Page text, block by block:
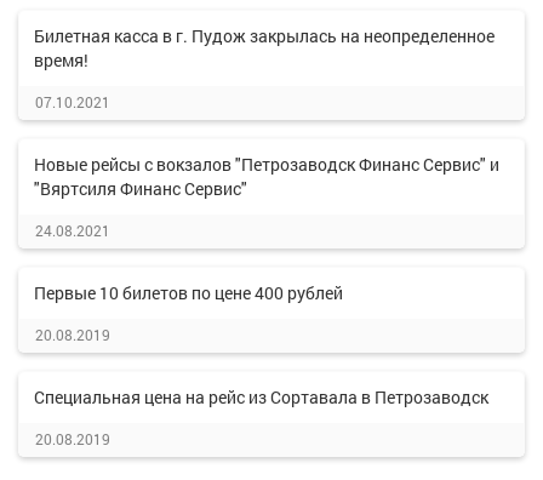
Билетная касса в г. Пудож закрылась на неопределенное
время!
07.10.2021
Новые рейсы с вокзалов "Петрозаводск Финанс Сервис" и
"Вяртсиля Финанс Сервис"
24.08.2021
Первые 10 билетов по цене 400 рублей
20.08.2019
Специальная цена на рейс из Сортавала в Петрозаводск
20.08.2019